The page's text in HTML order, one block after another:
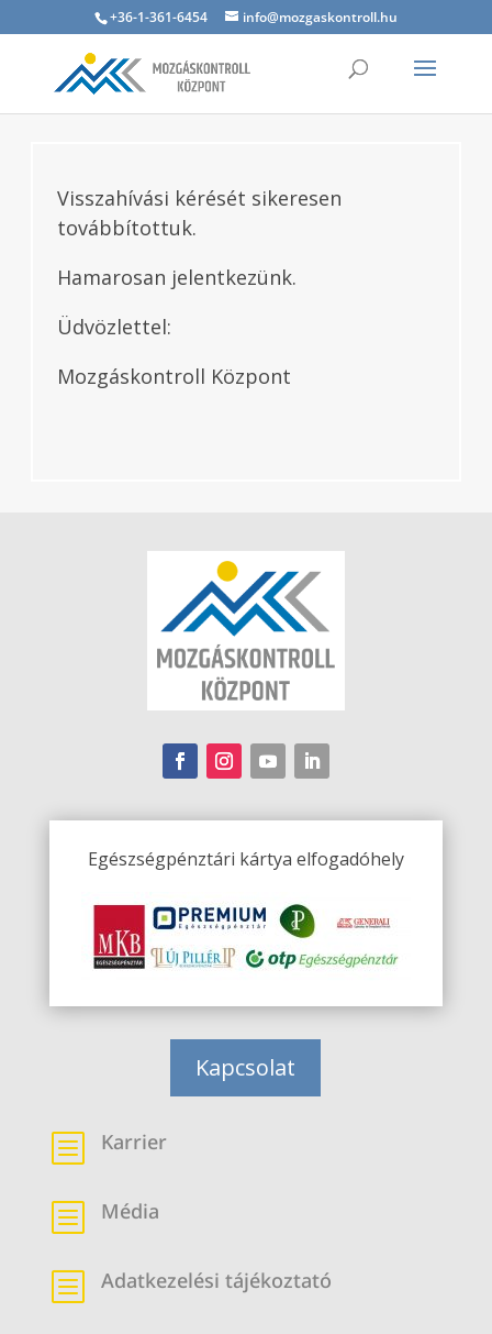
+36-1-361-6454 info@mozgaskontroll.hu
Visszahívási kérését sikeresen
továbbítottuk.
Hamarosan jelentkezünk.
Üdvözlettel:
Mozgáskontroll Központ
Egészségpénztári kártya elfogadóhely
Kapcsolat
b Karrier
b Média
b Adatkezelési tájékoztató